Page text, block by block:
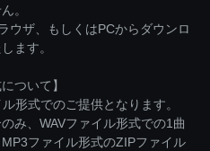
。
ウザ、もしくはPCからダウンロ
ます。
ついて】
形式でのご提供となります。
み、WAVファイル形式での1曲
ファイル形式のZIPファイル